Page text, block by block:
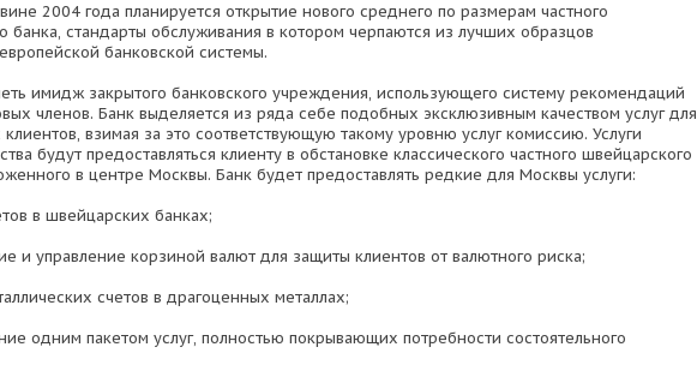
2004 года планируется открытие нового среднего по размерам частного
банка, стандарты обслуживания в котором черпаются из лучших образцов
банковской системы.
имидж закрытого банковского учреждения, использующего систему рекомендаций
членов. Банк выделяется из ряда себе подобных эксклюзивным качеством услуг для
взимая за это соответствующую такому уровню услуг комиссию. Услуги
будут предоставляться клиенту в обстановке классического частного швейцарского
в центре Москвы. Банк будет предоставлять редкие для Москвы услуги:
в швейцарских банках;
и управление корзиной валют для защиты клиентов от валютного риска;
счетов в драгоценных металлах;
одним пакетом услуг, полностью покрывающих потребности состоятельного